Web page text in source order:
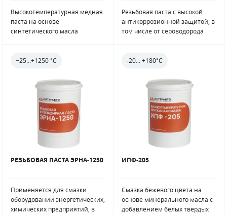
Высокотемпературная медная
паста на основе
синтетического масла
Резьбовая паста с высокой
антикоррозионной защитой, в
том числе от сероводорода
−25...+1250 °C
РЕЗЬБОВАЯ ПАСТА ЭРНА-1250
Применяется для смазки
оборудовании энергетических,
химических предприятий, в
-20... +180°С
ИПФ-205
Смазка бежевого цвета на
основе минерального масла с
добавлением белых твердых